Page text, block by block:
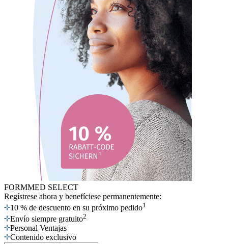
FORMMED SELECT
Regístrese ahora y benefíciese permanentemente:
10 % de descuento en su próximo pedido1
Envío siempre gratuito2
Personal Ventajas
Contenido exclusivo